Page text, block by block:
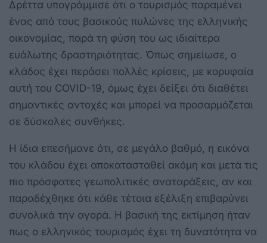
Δρέττα υπογράμμισε ότι ο τουρισμός παραμένει
ένας από τους βασικούς πυλώνες της ελληνικής
οικονομίας, παρά τη φύση του ως ιδιαίτερα
ευάλωτης δραστηριότητας. Όπως σημείωσε, ο
κλάδος έχει περάσει πολλές κρίσεις, με κορυφαία
αυτή του COVID-19, όμως έχει δείξει ότι διαθέτει
σημαντικές αντοχές και μπορεί να προσαρμόζεται
σε δύσκολες συνθήκες.
Η ίδια επεσήμανε ότι, σε μεγάλο βαθμό, η εικόνα
του κλάδου έχει αποκατασταθεί ακόμη και μετά τις
πιο πρόσφατες γεωπολιτικές αναταράξεις, αν και
παραδέχθηκε ότι κάθε τέτοια εξέλιξη επιβαρύνει
συνολικά την αγορά. Η βασική της εκτίμηση ήταν
πως ο ελληνικός τουρισμός έχει τη δυνατότητα να